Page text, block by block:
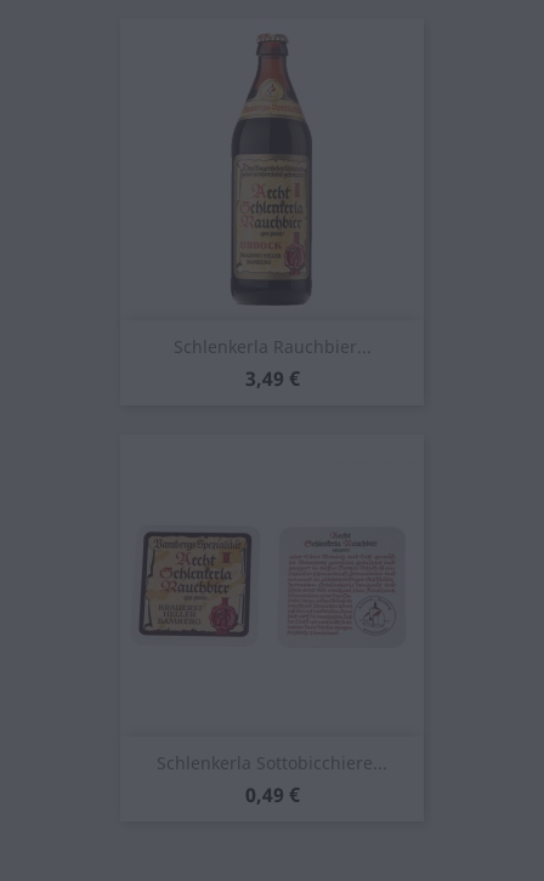
Schlenkerla Rauchbier...
Prezzo
3,49 €
Schlenkerla Sottobicchiere...
Prezzo
0,49 €